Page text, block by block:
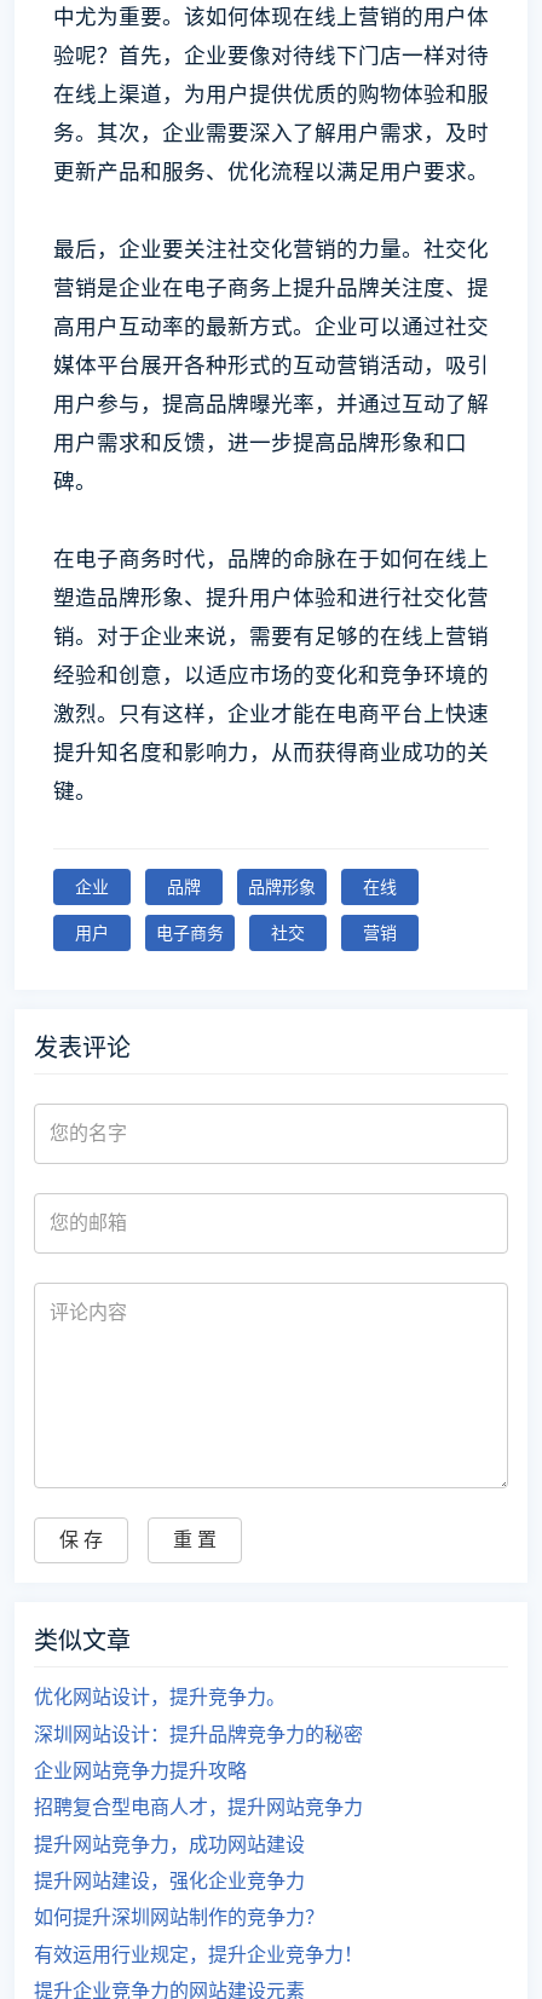
中尤为重要。该如何体现在线上营销的用户体
验呢？首先，企业要像对待线下门店一样对待
在线上渠道，为用户提供优质的购物体验和服
务。其次，企业需要深入了解用户需求，及时
更新产品和服务、优化流程以满足用户要求。
最后，企业要关注社交化营销的力量。社交化
营销是企业在电子商务上提升品牌关注度、提
高用户互动率的最新方式。企业可以通过社交
媒体平台展开各种形式的互动营销活动，吸引
用户参与，提高品牌曝光率，并通过互动了解
用户需求和反馈，进一步提高品牌形象和口
碑。
在电子商务时代，品牌的命脉在于如何在线上
塑造品牌形象、提升用户体验和进行社交化营
销。对于企业来说，需要有足够的在线上营销
经验和创意，以适应市场的变化和竞争环境的
激烈。只有这样，企业才能在电商平台上快速
提升知名度和影响力，从而获得商业成功的关
键。
企业 品牌 品牌形象
在线
用户
电子商务 社交 营销
发表评论
类似文章
优化网站设计，提升竞争力。
深圳网站设计：提升品牌竞争力的秘密
企业网站竞争力提升攻略
招聘复合型电商人才，提升网站竞争力
提升网站竞争力，成功网站建设
提升网站建设，强化企业竞争力
如何提升深圳网站制作的竞争力？
有效运用行业规定，提升企业竞争力！
提升企业竞争力的网站建设元素